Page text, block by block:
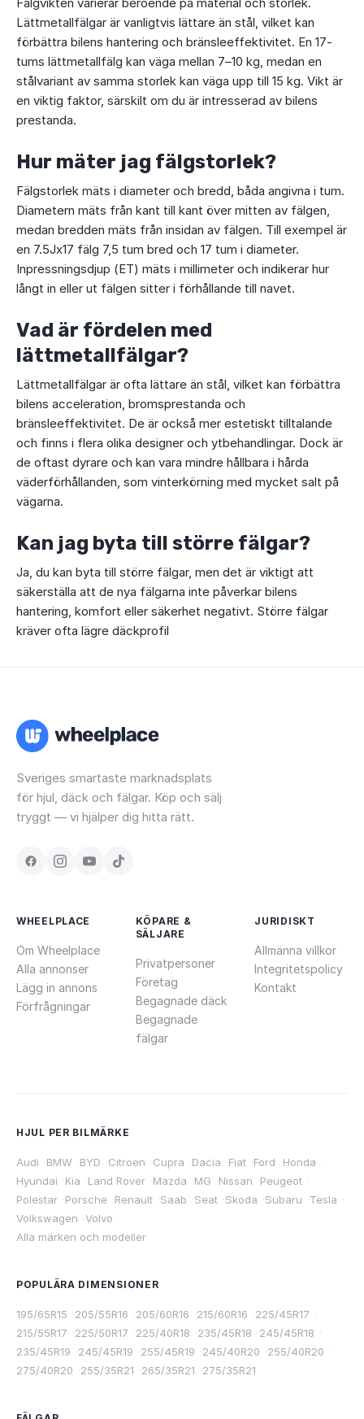
Lättmetallfälgar är vanligtvis lättare än stål, vilket kan
förbättra bilens hantering och bränsleeffektivitet. En 17-
tums lättmetallfälg kan väga mellan 7–10 kg, medan en
stålvariant av samma storlek kan väga upp till 15 kg. Vikt är
en viktig faktor, särskilt om du är intresserad av bilens
prestanda.
Hur mäter jag fälgstorlek?
Fälgstorlek mäts i diameter och bredd, båda angivna i tum.
Diametern mäts från kant till kant över mitten av fälgen,
medan bredden mäts från insidan av fälgen. Till exempel är
en 7.5Jx17 fälg 7,5 tum bred och 17 tum i diameter.
Inpressningsdjup (ET) mäts i millimeter och indikerar hur
långt in eller ut fälgen sitter i förhållande till navet.
Vad är fördelen med
lättmetallfälgar?
Lättmetallfälgar är ofta lättare än stål, vilket kan förbättra
bilens acceleration, bromsprestanda och
bränsleeffektivitet. De är också mer estetiskt tilltalande
och finns i flera olika designer och ytbehandlingar. Dock är
de oftast dyrare och kan vara mindre hållbara i hårda
väderförhållanden, som vinterkörning med mycket salt på
vägarna.
Kan jag byta till större fälgar?
Ja, du kan byta till större fälgar, men det är viktigt att
säkerställa att de nya fälgarna inte påverkar bilens
hantering, komfort eller säkerhet negativt. Större fälgar
kräver ofta lägre däckprofil
Sveriges smartaste marknadsplats
för hjul, däck och fälgar. Köp och sälj
tryggt — vi hjälper dig hitta rätt.
WHEELPLACE
Om Wheelplace
Alla annonser
Lägg in annons
Förfrågningar
KÖPARE &
SÄLJARE
Privatpersoner
Företag
Begagnade däck
Begagnade
fälgar
JURIDISKT
Allmänna villkor
Integritetspolicy
Kontakt
HJUL PER BILMÄRKE
Audi ·BMW ·BYD ·Citroen ·Cupra ·Dacia ·Fiat ·Ford ·Honda ·
Hyundai ·Kia ·Land Rover ·Mazda ·MG ·Nissan ·Peugeot ·
Polestar ·Porsche ·Renault ·Saab ·Seat ·Skoda ·Subaru ·Tesla ·
Volkswagen ·Volvo
Alla märken och modeller
POPULÄRA DIMENSIONER
195/65R15 ·205/55R16 ·205/60R16 ·215/60R16 ·225/45R17 ·
215/55R17 ·225/50R17 ·225/40R18 ·235/45R18 ·245/45R18 ·
235/45R19 ·245/45R19 ·255/45R19 ·245/40R20 ·255/40R20 ·
275/40R20 ·255/35R21 ·265/35R21 ·275/35R21